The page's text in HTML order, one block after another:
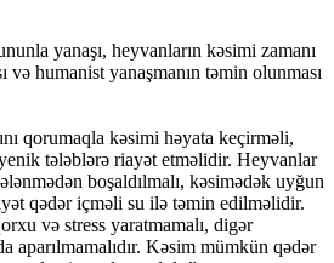
yanaşı, heyvanların kəsimi zamanı
və humanist yanaşmanın təmin olunması
qorumaqla kəsimi həyata keçirməli,
tələblərə riayət etməlidir. Heyvanlar
boşaldılmalı, kəsimədək uyğun
qədər içməli su ilə təmin edilməlidir.
və stress yaratmamalı, digər
aparılmamalıdır. Kəsim mümkün qədər